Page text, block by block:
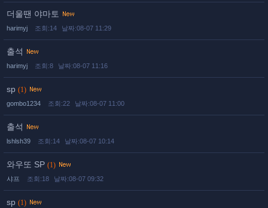
더울땐 야마토
harimyj 조회:14 날짜:08-07 11:29
출석
harimyj 조회:8 날짜:08-07 11:16
sp (1)
gombo1234 조회:22 날짜:08-07 11:00
출석
lshlsh39 조회:14 날짜:08-07 10:14
와우또 SP (1)
샤프 조회:18 날짜:08-07 09:32
sp (1)